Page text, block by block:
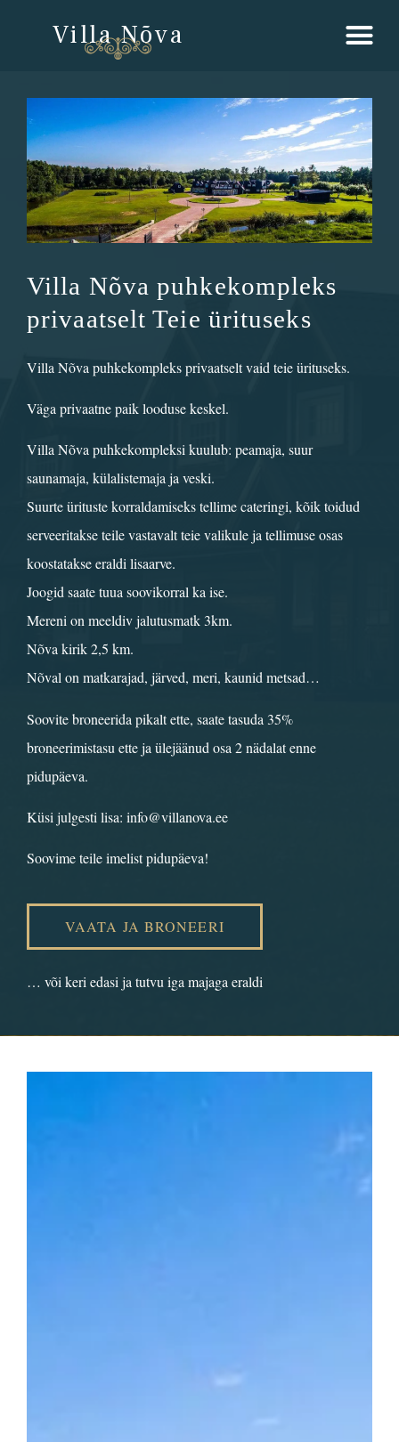
Villa Nõva
Villa Nõva puhkekompleks
privaatselt Teie ürituseks
Villa Nõva puhkekompleks privaatselt vaid teie ürituseks.
Väga privaatne paik looduse keskel.
Villa Nõva puhkekompleksi kuulub: peamaja, suur
saunamaja, külalistemaja ja veski.
Suurte ürituste korraldamiseks tellime cateringi, kõik toidud
serveeritakse teile vastavalt teie valikule ja tellimuse osas
koostatakse eraldi lisaarve.
Joogid saate tuua soovikorral ka ise.
Mereni on meeldiv jalutusmatk 3km.
Nõva kirik 2,5 km.
Nõval on matkarajad, järved, meri, kaunid metsad…
Soovite broneerida pikalt ette, saate tasuda 35%
broneerimistasu ette ja ülejäänud osa 2 nädalat enne
pidupäeva.
Küsi julgesti lisa: info@villanova.ee
Soovime teile imelist pidupäeva!
VAATA JA BRONEERI
… või keri edasi ja tutvu iga majaga eraldi